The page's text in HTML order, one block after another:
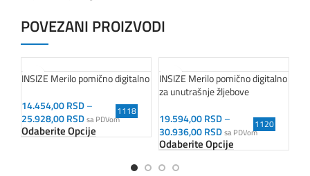
POVEZANI PROIZVODI
INSIZE Merilo pomično digitalno
14.454,00RSD–
25.928,00RSDsa PDVom
Odaberite Opcije
1118
INSIZE Merilo pomično digitalno
za unutrašnje žljebove
19.594,00RSD–
30.936,00RSDsa PDVom
Odaberite Opcije
1120